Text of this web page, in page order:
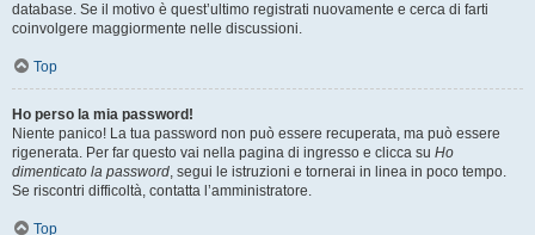
database. Se il motivo è quest’ultimo registrati nuovamente e cerca di farti
coinvolgere maggiormente nelle discussioni.
Top
Ho perso la mia password!
Niente panico! La tua password non può essere recuperata, ma può essere
rigenerata. Per far questo vai nella pagina di ingresso e clicca su Ho
dimenticato la password, segui le istruzioni e tornerai in linea in poco tempo.
Se riscontri difficoltà, contatta l’amministratore.
Top